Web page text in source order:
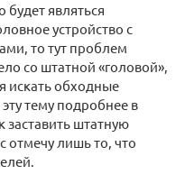
будет являться
устройство с
то тут проблем
со штатной «головой»,
искать обходные
тему подробнее в
заставить штатную
отмечу лишь то, что